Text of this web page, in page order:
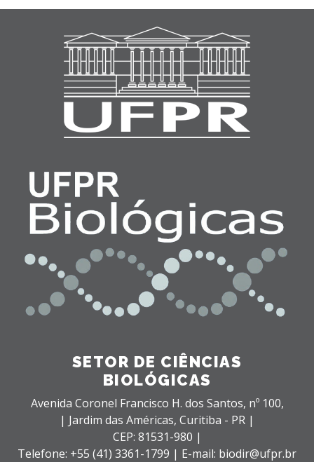
SETOR DE CIÊNCIAS
BIOLÓGICAS
Avenida Coronel Francisco H. dos Santos, nº 100,
| Jardim das Américas, Curitiba - PR |
CEP: 81531-980 |
Telefone: +55 (41) 3361-1799 | E-mail: biodir@ufpr.br